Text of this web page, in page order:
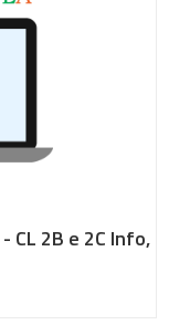
CL 2B e 2C Info,